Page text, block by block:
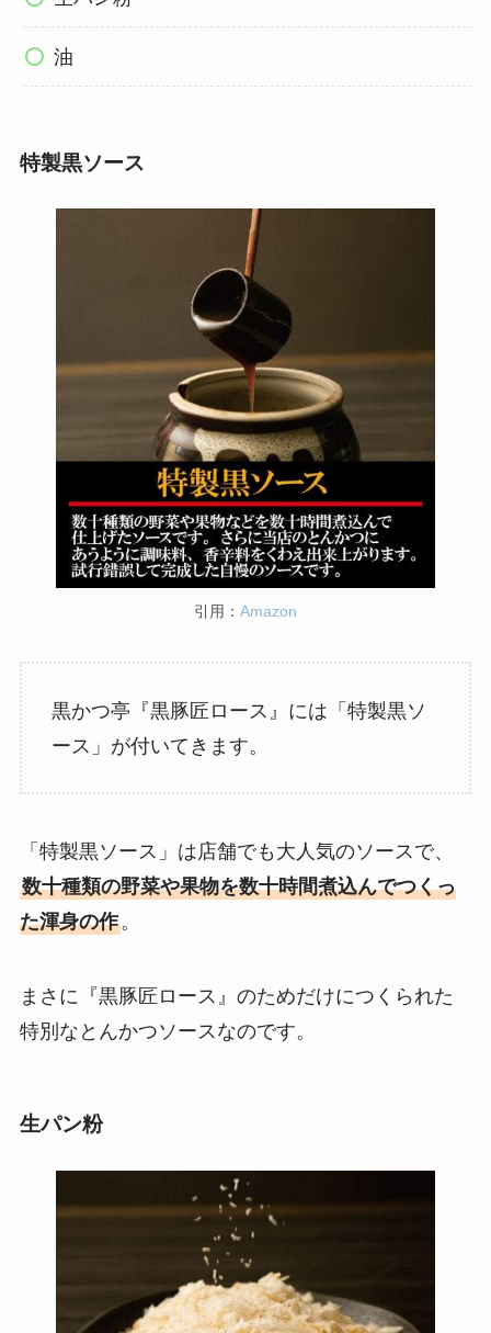
油
特製黒ソース
引用： Amazon
黒かつ亭『黒豚匠ロース』には「特製黒ソ
ース」が付いてきます。
「特製黒ソース」は店舗でも大人気のソースで、
数十種類の野菜や果物を数十時間煮込んでつくっ
た渾身の作。
まさに『黒豚匠ロース』のためだけにつくられた
特別なとんかつソースなのです。
生パン粉